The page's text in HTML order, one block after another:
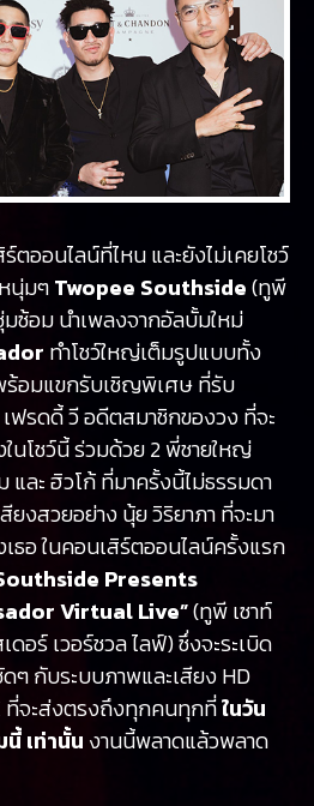
ตออนไลน์ที่ไหน และยังไม่เคยโชว์
นุ่มๆTwopee Southside(ทูพี
ซ้อม นำเพลงจากอัลบั้มใหม่
ทำโชว์ใหญ่เต็มรูปแบบทั้ง
อมแขกรับเชิญพิเศษ ที่รับ
ฟรดดี้ วี อดีตสมาชิกของวง ที่จะ
นโชว์นี้ ร่วมด้วย 2 พี่ชายใหญ่
และ ฮิวโก้ ที่มาครั้งนี้ไม่ธรรมดา
งสวยอย่าง นุ้ย วิริยาภา ที่จะมา
ธอ ในคอนเสิร์ตออนไลน์ครั้งแรก
Presents
Virtual Live”(ทูพี เซาท์
อร์ เวอร์ชวล ไลฟ์) ซึ่งจะระเบิด
กับระบบภาพและเสียง HD
ที่จะส่งตรงถึงทุกคนทุกที่ในวัน
เท่านั้น งานนี้พลาดแล้วพลาด